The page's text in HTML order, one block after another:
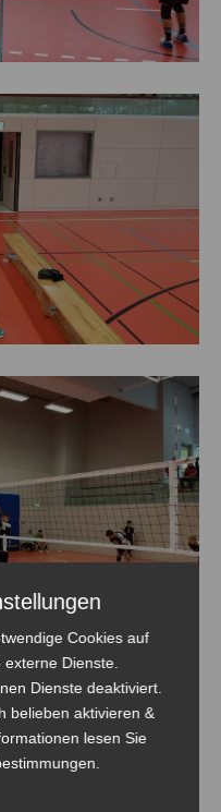
Cookies auf
Dienste.
Dienste deaktiviert.
belieben aktivieren &
lesen Sie